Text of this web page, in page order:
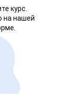
курс.
на нашей